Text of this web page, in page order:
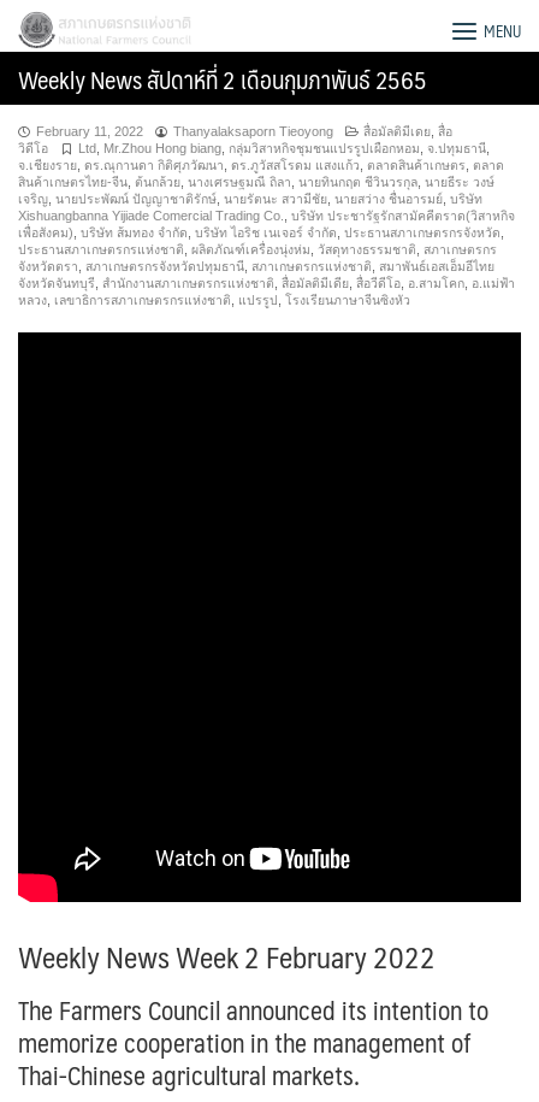
Skip
content
สภาเกษตรกรแห่งชาติ MENU
Weekly News สัปดาห์ที่ 2 เดือนกุมภาพันธ์ 2565
February 11, 2022 Thanyalaksaporn Tieoyong สื่อมัลติมีเดย สื่อ
วิดีโอ
Ltd Mr.Zhou Hong biang กลุ่มวิสาหกิจชุมชนแปรรูปเผือกหอม จ.ปทุมธานี
จ.เชียงราย ดร.ณุกานดา กิติศุภวัฒนา ดร.ภูวัสสโรดม แสงแก้ว ตลาดสินค้าเกษตร ตลาด
สินค้าเกษตรไทย-จีน ต้นกล้วย นางเศรษฐมณี ถิลา นายทินกฤต ชีวินวรกุล นายธีระ วงษ์
เจริญ นายประพัฒน์ ปัญญาชาติรักษ์ นายรัตนะ สวามีชัย นายสว่าง ชื่นอารมย์ บริษัท
Xishuangbanna Yijiade Comercial Trading Co.
บริษัท ประชารัฐรักสามัคคีตราด(วิสาหกิจ
เพื่อสังคม) บริษัท ส้มทอง จำกัด บริษัท ไอริช เนเจอร์ จำกัด ประธานสภาเกษตรกรจังหวัด
ประธานสภาเกษตรกรแห่งชาติ ผลิตภัณฑ์เครื่องนุ่งห่ม วัสดุทางธรรมชาติ
สภาเกษตรกร
จังหวัดตรา
สภาเกษตรกรจังหวัดปทุมธานี สภาเกษตรกรแห่งชาติ
สมาพันธ์เอสเอ็มอีไทย
จังหวัดจันทบุรี
สำนักงานสภาเกษตรกรแห่งชาติ สื่อมัลติมีเดีย สื่อวีดีโอ อ.สามโคก อ.แม่ฟ้า
หลวง เลขาธิการสภาเกษตรกรแห่งชาติ แปรรูป โรงเรียนภาษาจีนซิงหัว
Weekly News Week 2 February 2022
The Farmers Council announced its intention to
memorize cooperation in the management of
Thai-Chinese agricultural markets.